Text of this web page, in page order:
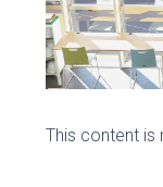
This content is